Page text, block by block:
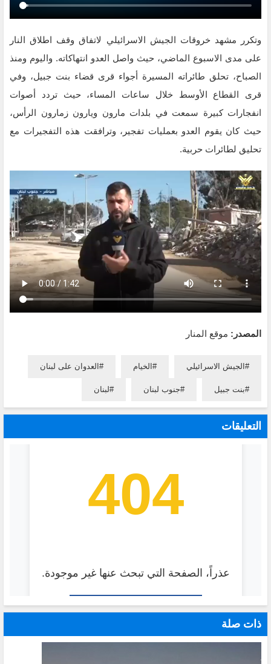
وتكرر مشهد خروقات الجيش الاسرائيلي لاتفاق وقف اطلاق النار
على مدى الاسبوع الماضي، حيث واصل العدو انتهاكاته. واليوم ومنذ
الصباح، تحلق طائراته المسيرة أجواء قرى قضاء بنت جبيل، وفي
قرى القطاع الأوسط خلال ساعات المساء، حيث تردد أصوات
انفجارات كبيرة سمعت في بلدات مارون ويارون زمارون الرأس،
حيث كان يقوم العدو بعمليات تفجير، وترافقت هذه التفجيرات مع
تحليق لطائرات حربية.
المصدر: موقع المنار
الجيش الاسرائيلي الخيام العدوان على لبنان
بنت جبيل جنوب لبنان لبنان
التعليقات
ذات صلة